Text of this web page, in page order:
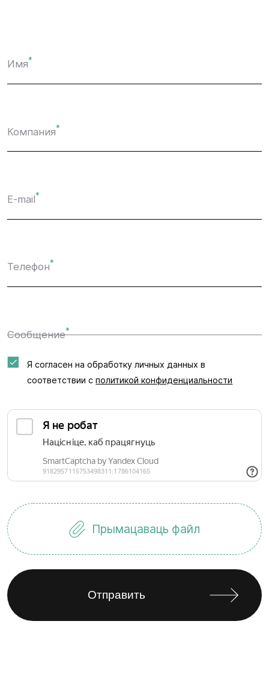
Имя*
Компания*
E-mail*
Телефон*
Сообщение*
Я согласен на обработку личных данных в
соответствии сполитикой конфиденциальности
Прымацаваць файл